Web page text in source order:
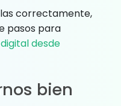
correctamente,
pasos para
desde
bien